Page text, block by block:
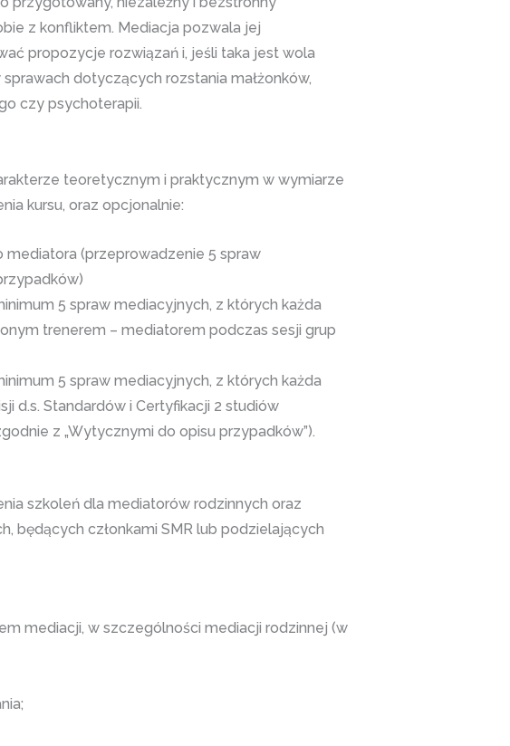
z konfliktem. Mediacja pozwala jej
propozycje rozwiązań i, jeśli taka jest wola
dotyczących rozstania małżonków,
czy psychoterapii.
teoretycznym i praktycznym w wymiarze
kursu, oraz opcjonalnie:
(przeprowadzenie 5 spraw
5 spraw mediacyjnych, z których każda
trenerem – mediatorem podczas sesji grup
5 spraw mediacyjnych, z których każda
d.s. Standardów i Certyfikacji 2 studiów
z „Wytycznymi do opisu przypadków”).
szkoleń dla mediatorów rodzinnych oraz
będących członkami SMR lub podzielających
mediacji, w szczególności mediacji rodzinnej (w